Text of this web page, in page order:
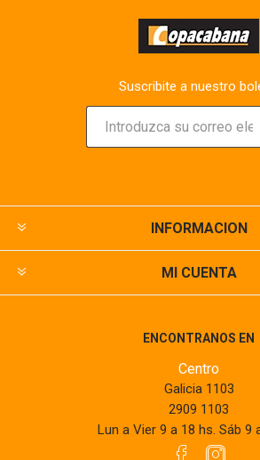
Suscribite a nuestro
INFORMACION
MI CUENTA
ENCONTRANOS EN
Centro
Galicia 1103
2909 1103
Lun a Vier 9 a 18 hs. Sáb 9